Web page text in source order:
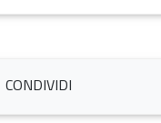
CONDIVIDI